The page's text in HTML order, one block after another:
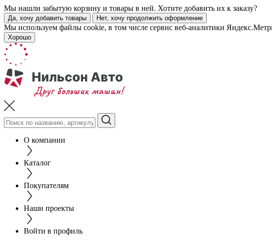
Мы нашли забытую корзину и товары в ней. Хотите добавить их к заказу?
Да, хочу добавить товары Нет, хочу продолжить оформление
Мы используем файлы cookie, в том числе сервис веб-аналитики
Хорошо
О компании
Каталог
Покупателям
Наши проекты
Войти в профиль